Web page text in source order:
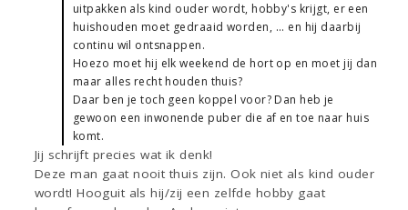
uitpakken als kind ouder wordt, hobby's krijgt, er een
huishouden moet gedraaid worden, ... en hij daarbij
continu wil ontsnappen.
Hoezo moet hij elk weekend de hort op en moet jij dan
maar alles recht houden thuis?
Daar ben je toch geen koppel voor? Dan heb je
gewoon een inwonende puber die af en toe naar huis
komt.
Jij schrijft precies wat ik denk!
Deze man gaat nooit thuis zijn. Ook niet als kind ouder
wordt! Hooguit als hij/zij een zelfde hobby gaat